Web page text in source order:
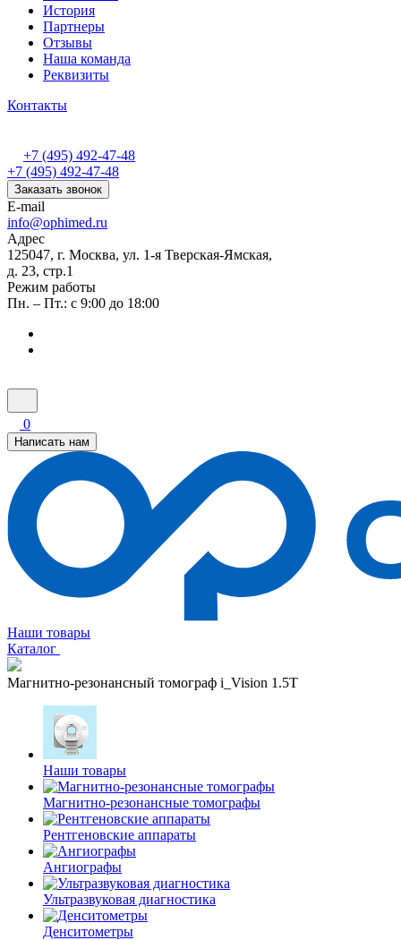
История
Партнеры
Отзывы
Наша команда
Реквизиты
Контакты
+7 (495) 492-47-48
+7 (495) 492-47-48
Заказать звонок
E-mail
info@ophimed.ru
Адрес
125047, г. Москва, ул. 1-я Тверская-Ямская,
д. 23, стр.1
Режим работы
Пн. – Пт.: с 9:00 до 18:00
0
Написать нам
Наши товары
Каталог
Магнитно-резонансный томограф i_Vision 1.5T
Наши товары
Магнитно-резонансные томографы
Рентгеновские аппараты
Ангиографы
Ультразвуковая диагностика
Денситометры